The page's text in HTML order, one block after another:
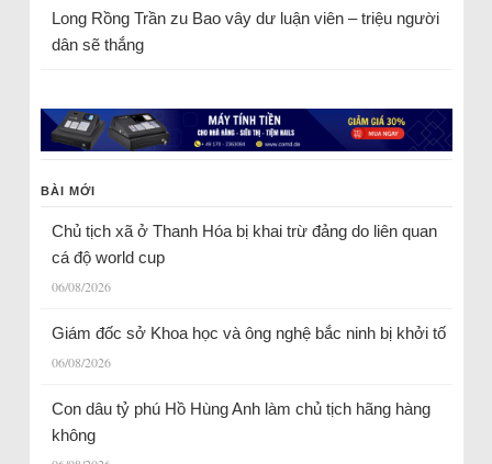
Long Rồng Trầnzu Bao vây dư luận viên – triệu người
dân sẽ thắng
BÀI MỚI
Chủ tịch xã ở Thanh Hóa bị khai trừ đảng do liên quan
cá độ world cup
06/08/2026
Giám đốc sở Khoa học và ông nghệ bắc ninh bị khởi tố
06/08/2026
Con dâu tỷ phú Hồ Hùng Anh làm chủ tịch hãng hàng
không